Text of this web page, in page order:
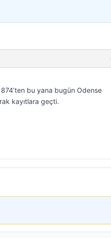
bu yana bugün Odense
kayıtlara geçti.